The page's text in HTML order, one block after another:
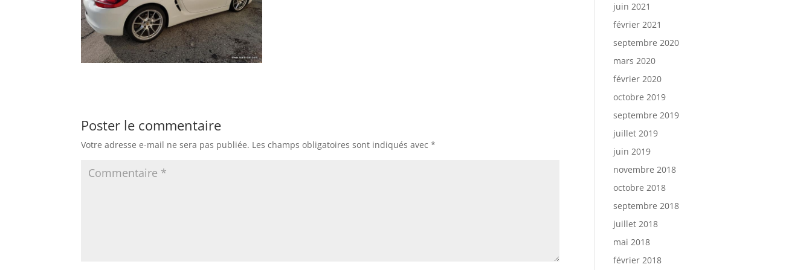
Poster le commentaire
Votre adresse e-mail ne sera pas publiée. Les champs obligatoires sont indiqués avec*
juin 2021
février 2021
septembre 2020
mars 2020
février 2020
octobre 2019
septembre 2019
juillet 2019
juin 2019
novembre 2018
octobre 2018
septembre 2018
juillet 2018
mai 2018
février 2018